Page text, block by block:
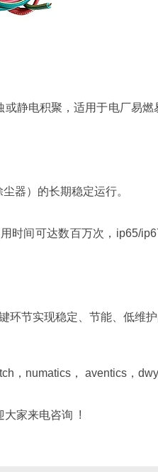
静电积聚，适用于电厂易
器）的长期稳定运行。
时间可达数百万次，ip65/
节实现稳定、节能、低维
，numatics， aventics，
大家来电咨询 !